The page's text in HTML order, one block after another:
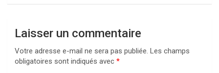
Laisser un commentaire
Votre adresse e-mail ne sera pas publiée. Les champs
obligatoires sont indiqués avec *